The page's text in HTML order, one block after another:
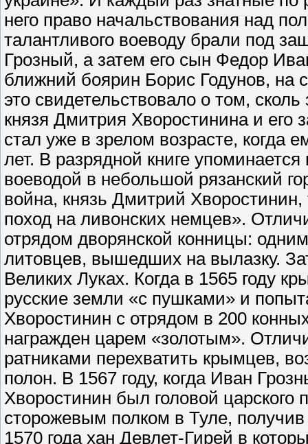
него право начальствования над
талантливого воеводу брали под
Грозный, а затем его сын Федор
ближний боярин Борис Годунов, на
это свидетельствовало о том,
князя Дмитрия Хворостинина и его
стал уже в зрелом возрасте, когда
лет. В разрядной книге
воеводой в небольшой рязанский
война, князь Дмитрий
поход на ливонских немцев».
отрядом дворянской конницы:
литовцев, вышедших на вылазку.
Великих Луках. Когда в 1565 году
русские земли «с пушками» и
Хворостинин с отрядом в 200
награжден царем «золотым».
ратниками перехватить крымцев,
полон. В 1567 году, когда Иван
Хворостинин был головой царского
сторожевым полком в Туле, получив
1570 года хан Девлет-Гирей в